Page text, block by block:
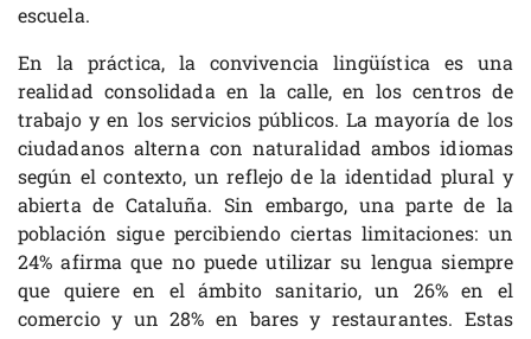
escuela.
En la práctica, la convivencia lingüística es una
realidad consolidada en la calle, en los centros de
trabajo y en los servicios públicos. La mayoría de los
ciudadanos alterna con naturalidad ambos idiomas
según el contexto, un reflejo de la identidad plural y
abierta de Cataluña. Sin embargo, una parte de la
población sigue percibiendo ciertas limitaciones: un
24% afirma que no puede utilizar su lengua siempre
que quiere en el ámbito sanitario, un 26% en el
comercio y un 28% en bares y restaurantes. Estas